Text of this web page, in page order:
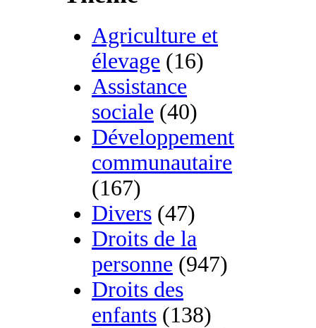
Agriculture et
élevage (16)
Assistance
sociale (40)
Développement
communautaire
(167)
Divers (47)
Droits de la
personne (947)
Droits des
enfants (138)